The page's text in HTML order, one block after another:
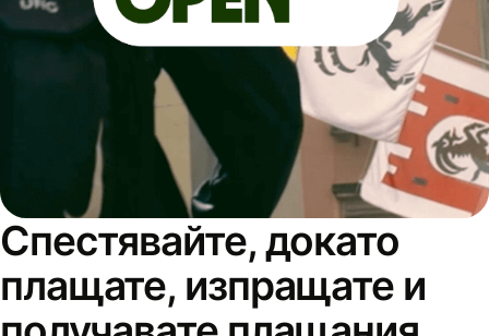
Спестявайте, докато
плащате, изпращате и